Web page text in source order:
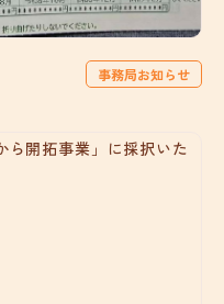
事務局お知らせ